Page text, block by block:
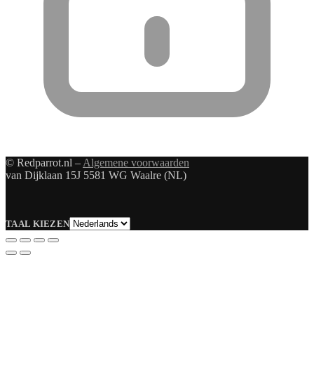
© Redparrot.nl – Algemene voorwaarden
van Dijklaan 15J 5581 WG Waalre (NL)
TAAL KIEZENTaal